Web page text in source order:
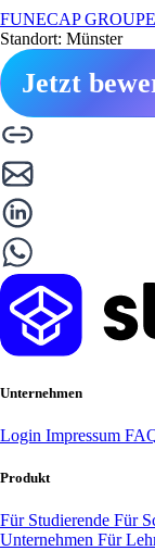
FUNECAP GROUPE
Standort: Münster
Jetzt
Unternehmen
Login Impressum
Produkt
Für Studierende Für
Unternehmen Für